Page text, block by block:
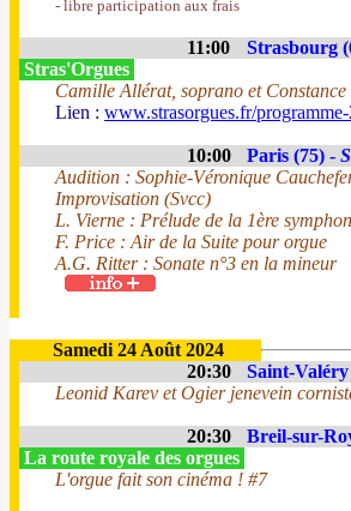
- libre participation aux frais
11:00 Strasbourg
Stras'Orgues
Camille Allérat, soprano et
Lien : www.strasorgues.fr/
10:00 Paris (75) -
Audition : Sophie-Véronique
Improvisation (Svcc)
L. Vierne : Prélude de la 1ère
F. Price : Air de la Suite pour orgue
A.G. Ritter : Sonate n°3 en la mineur
Samedi 24 Août 2024
20:30
Saint-Valéry
Leonid Karev et Ogier jenevein
20:30
Breil-sur-
La route royale des orgues
L'orgue fait son cinéma ! #7